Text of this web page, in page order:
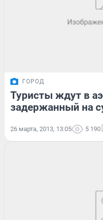
ГОРОД
Туристы ждут в
задержанный на
26 марта, 2013, 13:05 5 190